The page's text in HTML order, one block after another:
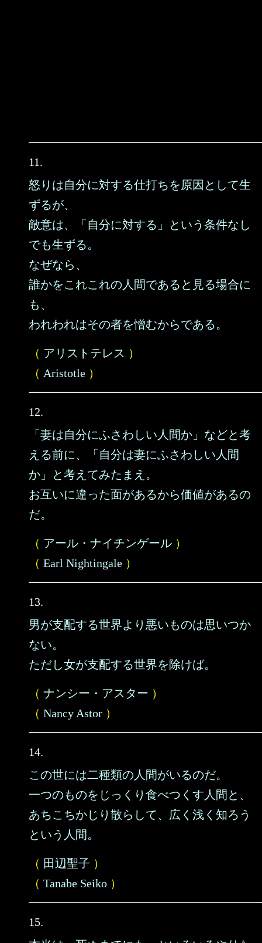
11.
怒りは自分に対する仕打ちを原因として生
ずるが、
敵意は、「自分に対する」という条件なし
でも生ずる。
なぜなら、
誰かをこれこれの人間であると見る場合に
も、
われわれはその者を憎むからである。
（ アリストテレス ）
（ Aristotle ）
12.
「妻は自分にふさわしい人間か」などと考
える前に、「自分は妻にふさわしい人間
か」と考えてみたまえ。
お互いに違った面があるから価値があるの
だ。
（ アール・ナイチンゲール ）
（ Earl Nightingale ）
13.
男が支配する世界より悪いものは思いつか
ない。
ただし女が支配する世界を除けば。
（ ナンシー・アスター ）
（ Nancy Astor ）
14.
この世には二種類の人間がいるのだ。
一つのものをじっくり食べつくす人間と、
あちこちかじり散らして、広く浅く知ろう
という人間。
（ 田辺聖子 ）
（ Tanabe Seiko ）
15.